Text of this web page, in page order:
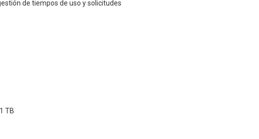
de tiempos de uso y solicitudes
TB